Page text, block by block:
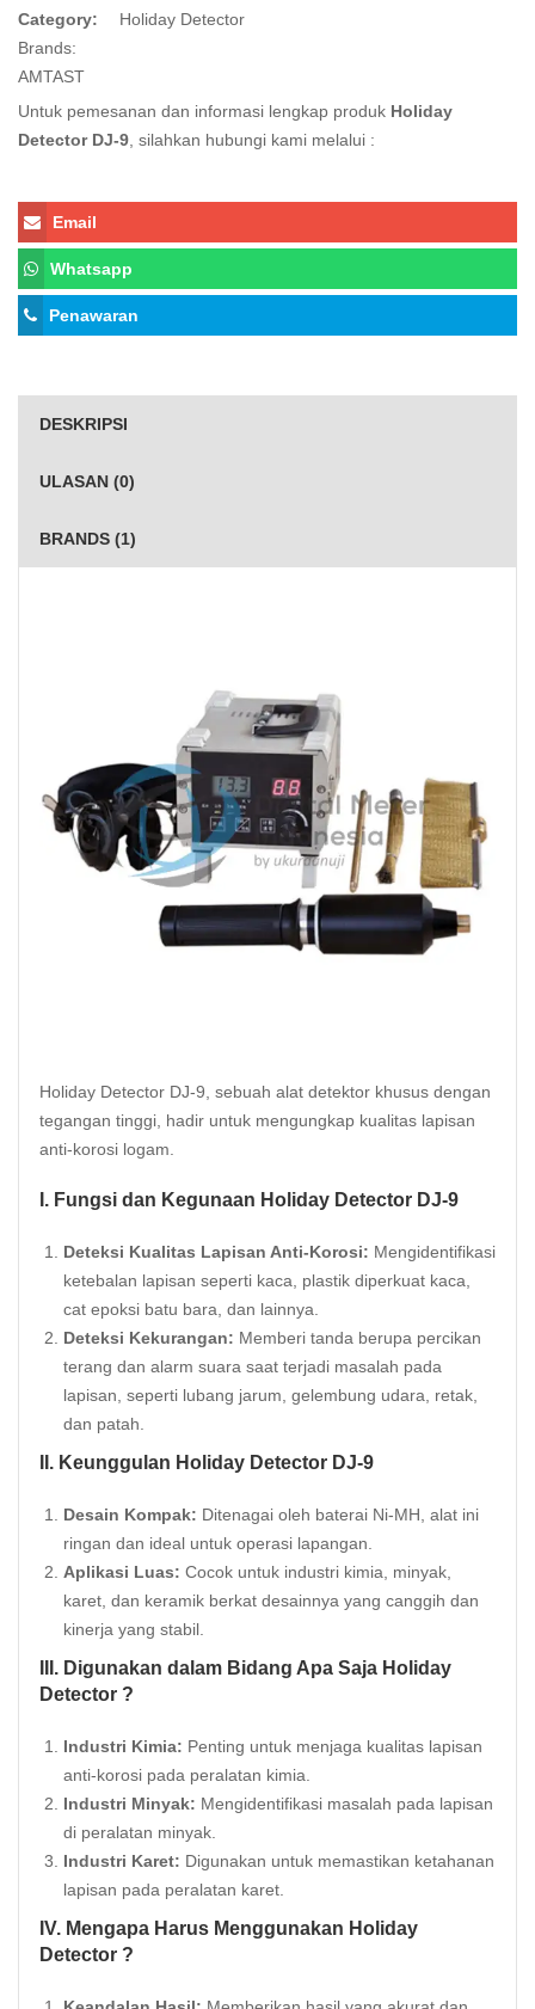
Category:
Holiday Detector
Brands:
AMTAST
Untuk pemesanan dan informasi lengkap produk Holiday
Detector DJ-9 , silahkan hubungi kami melalui :
Email
Whatsapp
Penawaran
DESKRIPSI
ULASAN (0)
BRANDS (1)
Holiday Detector DJ-9, sebuah alat detektor khusus dengan
tegangan tinggi, hadir untuk mengungkap kualitas lapisan
anti-korosi logam.
I. Fungsi dan Kegunaan Holiday Detector DJ-9
Deteksi Kualitas Lapisan Anti-Korosi: Mengidentifikasi
ketebalan lapisan seperti kaca, plastik diperkuat kaca,
cat epoksi batu bara, dan lainnya.
Deteksi Kekurangan: Memberi tanda berupa percikan
terang dan alarm suara saat terjadi masalah pada
lapisan, seperti lubang jarum, gelembung udara, retak,
dan patah.
II. Keunggulan Holiday Detector DJ-9
Desain Kompak: Ditenagai oleh baterai Ni-MH, alat ini
ringan dan ideal untuk operasi lapangan.
Aplikasi Luas: Cocok untuk industri kimia, minyak,
karet, dan keramik berkat desainnya yang canggih dan
kinerja yang stabil.
III. Digunakan dalam Bidang Apa Saja Holiday
Detector ?
Industri Kimia: Penting untuk menjaga kualitas lapisan
anti-korosi pada peralatan kimia.
Industri Minyak: Mengidentifikasi masalah pada lapisan
di peralatan minyak.
Industri Karet: Digunakan untuk memastikan ketahanan
lapisan pada peralatan karet.
IV. Mengapa Harus Menggunakan Holiday
Detector ?